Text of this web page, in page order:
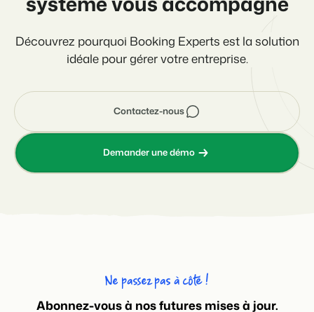
Découvrez pourquoi Booking Experts est la solution
idéale pour gérer votre entreprise.
Demander une démo
Contactez-nous
Ne passez pas à côté !
Abonnez-vous à nos futures mises à jour.